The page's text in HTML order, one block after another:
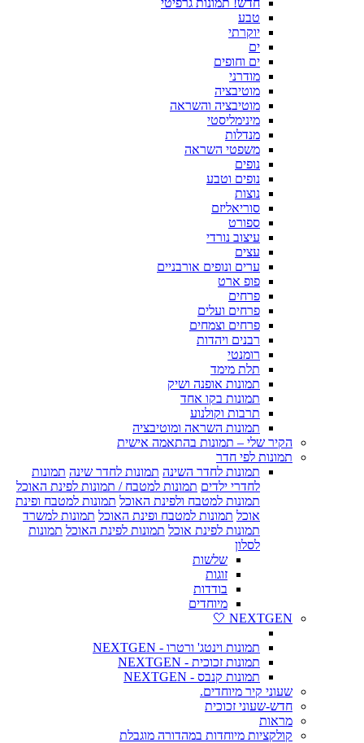
טבע
יוקרתי
ים
ים וחופים
מודרני
מוטיבציה
מוטיבציה והשראה
מינימליסטי
מנדלות
משפטי השראה
נופים
נופים וטבע
נוצות
סוריאליזם
ספורט
עיצוב נורדי
עצים
ערים ונופים אורבניים
פופ ארט
פרחים
פרחים ועלים
פרחים וצמחים
רבנים ויהדות
רומנטי
תלת מימד
תמונות אופנה ושיק
תמונות בקו אחד
תרבות וקולנוע
תמונות השראה ומוטיבציה
הקיר שלי – תמונות בהתאמה אישית
תמונות לפי חדר
תמונות לחדר השינה תמונות לחדר שינה תמונות
לחדרי ילדים תמונות למטבח / תמונות לפינת האוכל
תמונות למטבח ולפינת האוכל תמונות למטבח ופינת
אוכל תמונות למטבח ופינת האוכל תמונות למשרד
תמונות לפינת אוכל תמונות לפינת האוכל תמונות
לסלון
שלשות
זוגות
בודדות
מיוחדים
NEXTGEN 🤍
תמונות וינטג' ורטרו - NEXTGEN
תמונות זכוכית - NEXTGEN
תמונות קנבס - NEXTGEN
שעוני קיר מיוחדים.
חדש-שעוני זכוכית
מראות
קולקציות מיוחדות במהדורה מוגבלת